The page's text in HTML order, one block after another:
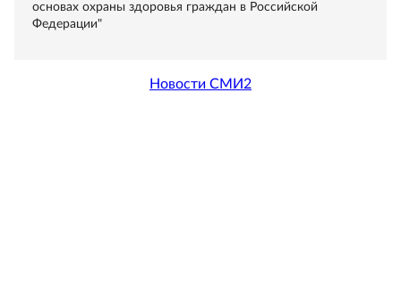
основах охраны здоровья граждан в Российской
Федерации"
Новости СМИ2